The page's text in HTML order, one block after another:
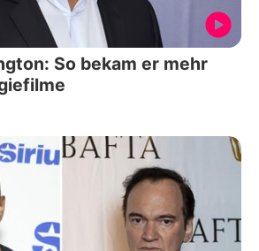
So bekam er mehr